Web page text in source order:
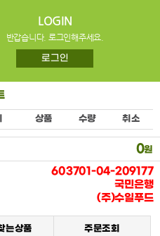
냉동식품류
LOGIN
반갑습니다. 로그인해주세요.
로그인
상품 수량 취소
0원
603701-04-209177
국민은행
(주)수일푸드
는상품 주문조회